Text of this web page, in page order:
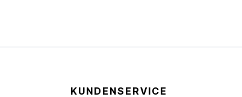
KUNDENSERVICE